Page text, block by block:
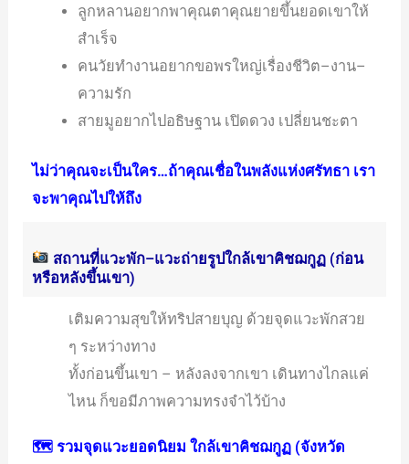
ลูกหลานอยากพาคุณตาคุณยายขึ้นยอดเขาให้
สำเร็จ
คนวัยทำงานอยากขอพรใหญ่เรื่องชีวิต–งาน–
ความรัก
สายมูอยากไปอธิษฐาน เปิดดวง เปลี่ยนชะตา
ไม่ว่าคุณจะเป็นใคร…ถ้าคุณเชื่อในพลังแห่งศรัทธา เรา
จะพาคุณไปให้ถึง
สถานที่แวะพัก–แวะถ่ายรูปใกล้เขาคิชฌกูฏ (ก่อน
หรือหลังขึ้นเขา)
เติมความสุขให้ทริปสายบุญ ด้วยจุดแวะพักสวย
ๆ ระหว่างทาง
ทั้งก่อนขึ้นเขา – หลังลงจากเขา เดินทางไกลแค่
ไหน ก็ขอมีภาพความทรงจำไว้บ้าง
🗺 รวมจุดแวะยอดนิยม ใกล้เขาคิชฌกูฏ (จังหวัด